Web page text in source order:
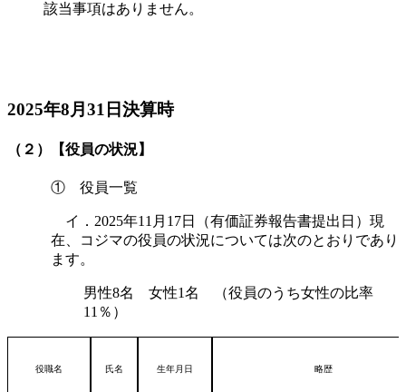
該当事項はありません。
2025年8月31日決算時
（２）【役員の状況】
① 役員一覧
イ．2025年11月17日（有価証券報告書提出日）現
在、コジマの役員の状況については次のとおりであり
ます。
男性8名 女性1名 （役員のうち女性の比率
11％）
役職名 氏名 生年月日 略歴